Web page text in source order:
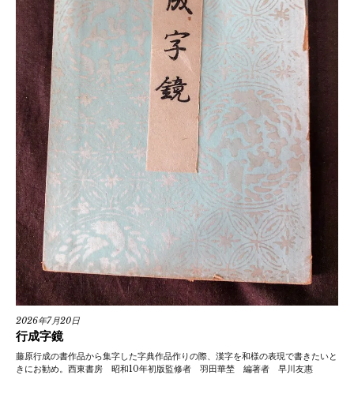
2026年7月20日
行成字鏡
藤原行成の書作品から集字した字典作品作りの際、漢字を和様の表現で書きたいと
きにお勧め。西東書房 昭和10年初版監修者 羽田華埜 編著者 早川友惠